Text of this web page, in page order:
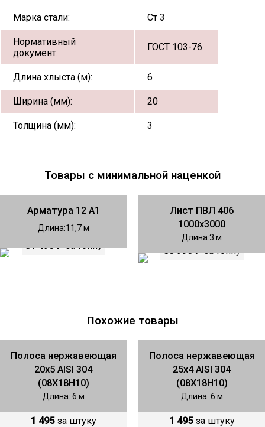
Марка стали: Ст 3
Нормативный
документ:
ГОСТ 103-76
Длина хлыста (м): 6
Ширина (мм): 20
Толщина (мм): 3
Товары с минимальной наценкой
Арматура 12 А1
Длина 11,7
Лист ПВЛ 406
1000х3000
Длина 3
Похожие товары
Полоса нержавеющая
20х5 AISI 304
(08Х18Н10)
Длина: 6 м
1 495 за штуку
Полоса нержавеющая
25х4 AISI 304
(08Х18Н10)
Длина: 6 м
1 495 за штуку